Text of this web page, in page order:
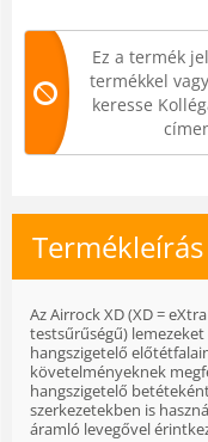
Ez a termék
termékkel
keresse
Termékleírás
Az Airrock XD (XD =
testsűrűségű)
hangszigetelő
követelményeknek
hangszigetelő
szerkezetekben is
áramló levegővel